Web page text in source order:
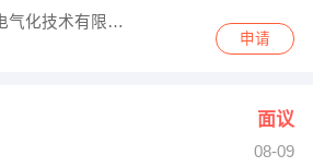
河北驰阳铁路电气化技术有限公司
申请
面议
08-09